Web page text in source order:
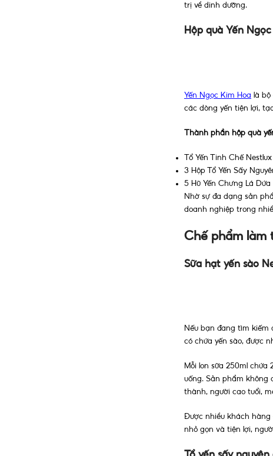
trị về dinh dưỡng.
Hộp quà Yến
Yến Ngọc Kim Hoa là
các dòng yến tiện lợi,
Thành phần hộp quà
Tổ Yến Tinh Chế Nestlux
3 Hộp Tổ Yến Sấy
5 Hũ Yến Chưng Lá
Nhờ sự đa dạng sản
doanh nghiệp trong
Chế phẩm làm
Sữa hạt yến sào
Nếu bạn đang tìm kiếm
có chứa yến sào, được
Mỗi lon sữa 250ml
uống. Sản phẩm không
thành, người cao tuổi,
Được nhiều khách
nhỏ gọn và tiện lợi,